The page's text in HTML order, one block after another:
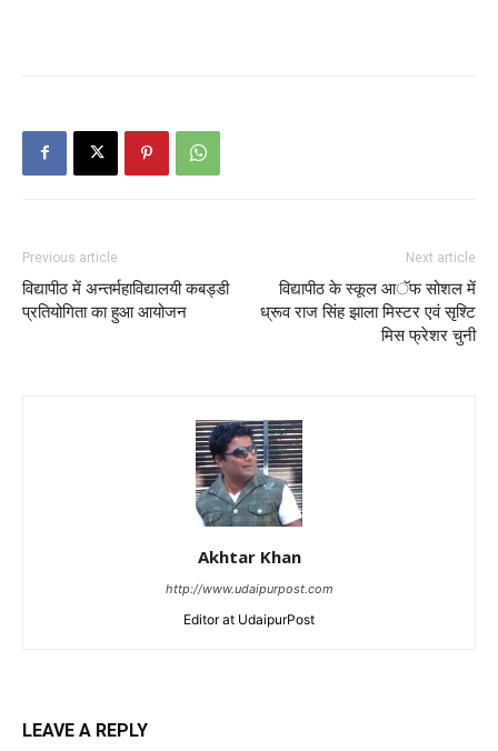
Previous article
विद्यापीठ में अन्तर्महाविद्यालयी कबड्डी
प्रतियोगिता का हुआ आयोजन
Next article
विद्यापीठ के स्कूल आॅफ सोशल में
ध्रूव राज सिंह झाला मिस्टर एवं सृश्टि
मिस फ्रेशर चुनी
Akhtar Khan
http://www.udaipurpost.com
Editor at UdaipurPost
LEAVE A REPLY